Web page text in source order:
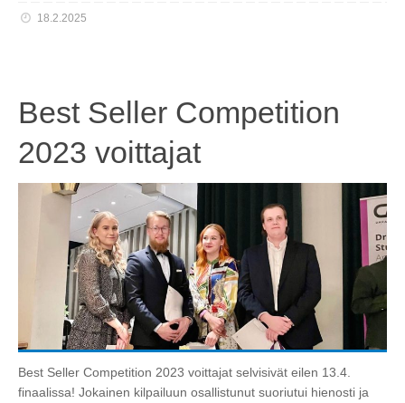
18.2.2025
Best Seller Competition
2023 voittajat
Best Seller Competition 2023 voittajat selvisivät eilen 13.4.
finaalissa! Jokainen kilpailuun osallistunut suoriutui hienosti ja